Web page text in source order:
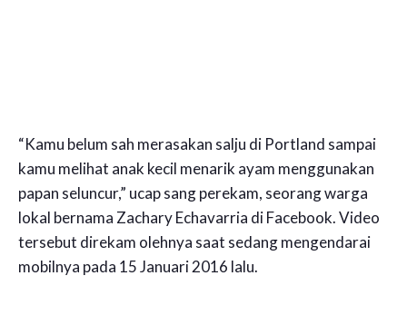
“Kamu belum sah merasakan salju di Portland sampai
kamu melihat anak kecil menarik ayam menggunakan
papan seluncur,” ucap sang perekam, seorang warga
lokal bernama Zachary Echavarria di Facebook. Video
tersebut direkam olehnya saat sedang mengendarai
mobilnya pada 15 Januari 2016 lalu.